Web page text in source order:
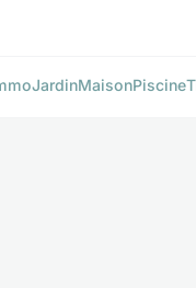
JardinMaisonPiscine